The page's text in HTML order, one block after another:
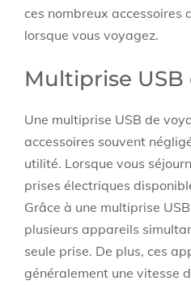
ces nombreux accessoires
lorsque vous voyagez.
Multiprise USB
Une multiprise USB de
accessoires souvent
utilité. Lorsque vous
prises électriques
Grâce à une multiprise
plusieurs appareils
seule prise. De plus, ces
généralement une vitesse